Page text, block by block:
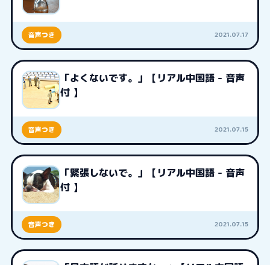
音声つき 2021.07.17
「よくないです。」【リアル中国語 - 音声
付 】
音声つき 2021.07.15
「緊張しないで。」【リアル中国語 - 音声
付 】
音声つき 2021.07.15